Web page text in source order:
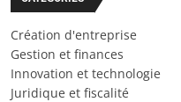
Création d'entreprise
Gestion et finances
Innovation et technologie
Juridique et fiscalité